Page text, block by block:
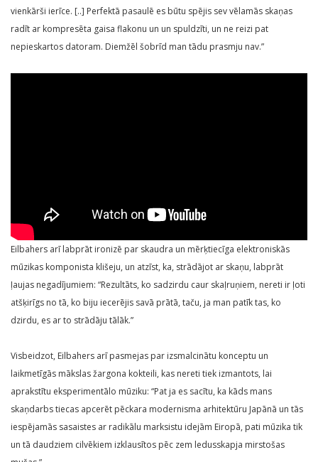
vienkārši ierīce. [..] Perfektā pasaulē es būtu spējis sev vēlamās skaņas
radīt ar kompresēta gaisa flakonu un un spuldzīti, un ne reizi pat
nepieskartos datoram. Diemžēl šobrīd man tādu prasmju nav.”
Eilbahers arī labprāt ironizē par skaudra un mērķtiecīga elektroniskās
mūzikas komponista klišeju, un atzīst, ka, strādājot ar skaņu, labprāt
ļaujas negadījumiem: “Rezultāts, ko sadzirdu caur skaļruņiem, nereti ir ļoti
atšķirīgs no tā, ko biju iecerējis savā prātā, taču, ja man patīk tas, ko
dzirdu, es ar to strādāju tālāk.”
Visbeidzot, Eilbahers arī pasmejas par izsmalcinātu konceptu un
laikmetīgās mākslas žargona kokteili, kas nereti tiek izmantots, lai
aprakstītu eksperimentālo mūziku: “Pat ja es sacītu, ka kāds mans
skaņdarbs tiecas apcerēt pēckara modernisma arhitektūru Japānā un tās
iespējamās sasaistes ar radikālu marksistu idejām Eiropā, pati mūzika tik
un tā daudziem cilvēkiem izklausītos pēc zem ledusskapja mirstošas